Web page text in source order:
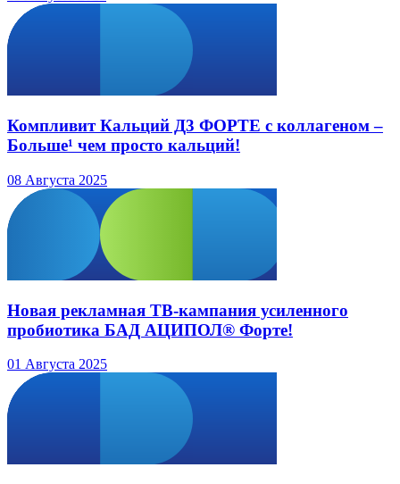
Компливит Кальций Д3 ФОРТЕ с коллагеном –
Больше¹ чем просто кальций!
08 Августа 2025
Новая рекламная ТВ-кампания усиленного
пробиотика БАД АЦИПОЛ® Форте!
01 Августа 2025